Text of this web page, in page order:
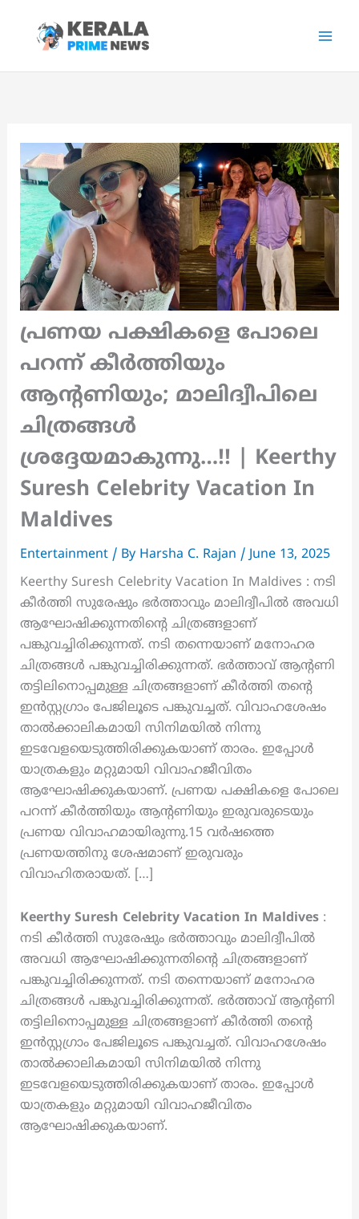
content
പ്രണയ പക്ഷികളെ പോലെ
പറന്ന് കീർത്തിയും
ആന്റണിയും; മാലിദ്വീപിലെ
ചിത്രങ്ങൾ
ശ്രദ്ദേയമാകുന്നു…!! | Keerthy
Suresh Celebrity Vacation In
Maldives
Entertainment/ By Harsha C. Rajan /June 13, 2025
Keerthy Suresh Celebrity Vacation In Maldives : നടി
കീർത്തി സുരേഷും ഭർത്താവും മാലിദ്വീപിൽ അവധി
ആഘോഷിക്കുന്നതിന്റെ ചിത്രങ്ങളാണ്
പങ്കുവച്ചിരിക്കുന്നത്. നടി തന്നെയാണ് മനോഹര
ചിത്രങ്ങൾ പങ്കുവച്ചിരിക്കുന്നത്. ഭർത്താവ് ആന്റണി
തട്ടിലിനൊപ്പമുള്ള ചിത്രങ്ങളാണ് കീർത്തി തന്റെ
ഇൻസ്റ്റഗ്രാം പേജിലൂടെ പങ്കുവച്ചത്. വിവാഹശേഷം
താൽക്കാലികമായി സിനിമയിൽ നിന്നു
ഇടവേളയെടുത്തിരിക്കുകയാണ് താരം. ഇപ്പോൾ
യാത്രകളും മറ്റുമായി വിവാഹജീവിതം
ആഘോഷിക്കുകയാണ്. പ്രണയ പക്ഷികളെ പോലെ
പറന്ന് കീർത്തിയും ആന്റണിയും ഇരുവരുടെയും
പ്രണയ വിവാഹമായിരുന്നു.15 വർഷത്തെ
പ്രണയത്തിനു ശേഷമാണ് ഇരുവരും
വിവാഹിതരായത്. […]
Keerthy Suresh Celebrity Vacation In Maldives:
നടി കീർത്തി സുരേഷും ഭർത്താവും മാലിദ്വീപിൽ
അവധി ആഘോഷിക്കുന്നതിന്റെ ചിത്രങ്ങളാണ്
പങ്കുവച്ചിരിക്കുന്നത്. നടി തന്നെയാണ് മനോഹര
ചിത്രങ്ങൾ പങ്കുവച്ചിരിക്കുന്നത്. ഭർത്താവ് ആന്റണി
തട്ടിലിനൊപ്പമുള്ള ചിത്രങ്ങളാണ് കീർത്തി തന്റെ
ഇൻസ്റ്റഗ്രാം പേജിലൂടെ പങ്കുവച്ചത്. വിവാഹശേഷം
താൽക്കാലികമായി സിനിമയിൽ നിന്നു
ഇടവേളയെടുത്തിരിക്കുകയാണ് താരം. ഇപ്പോൾ
യാത്രകളും മറ്റുമായി വിവാഹജീവിതം
ആഘോഷിക്കുകയാണ്.